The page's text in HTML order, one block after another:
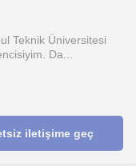
Teknik Üniversitesi
Da...
iletişime geç